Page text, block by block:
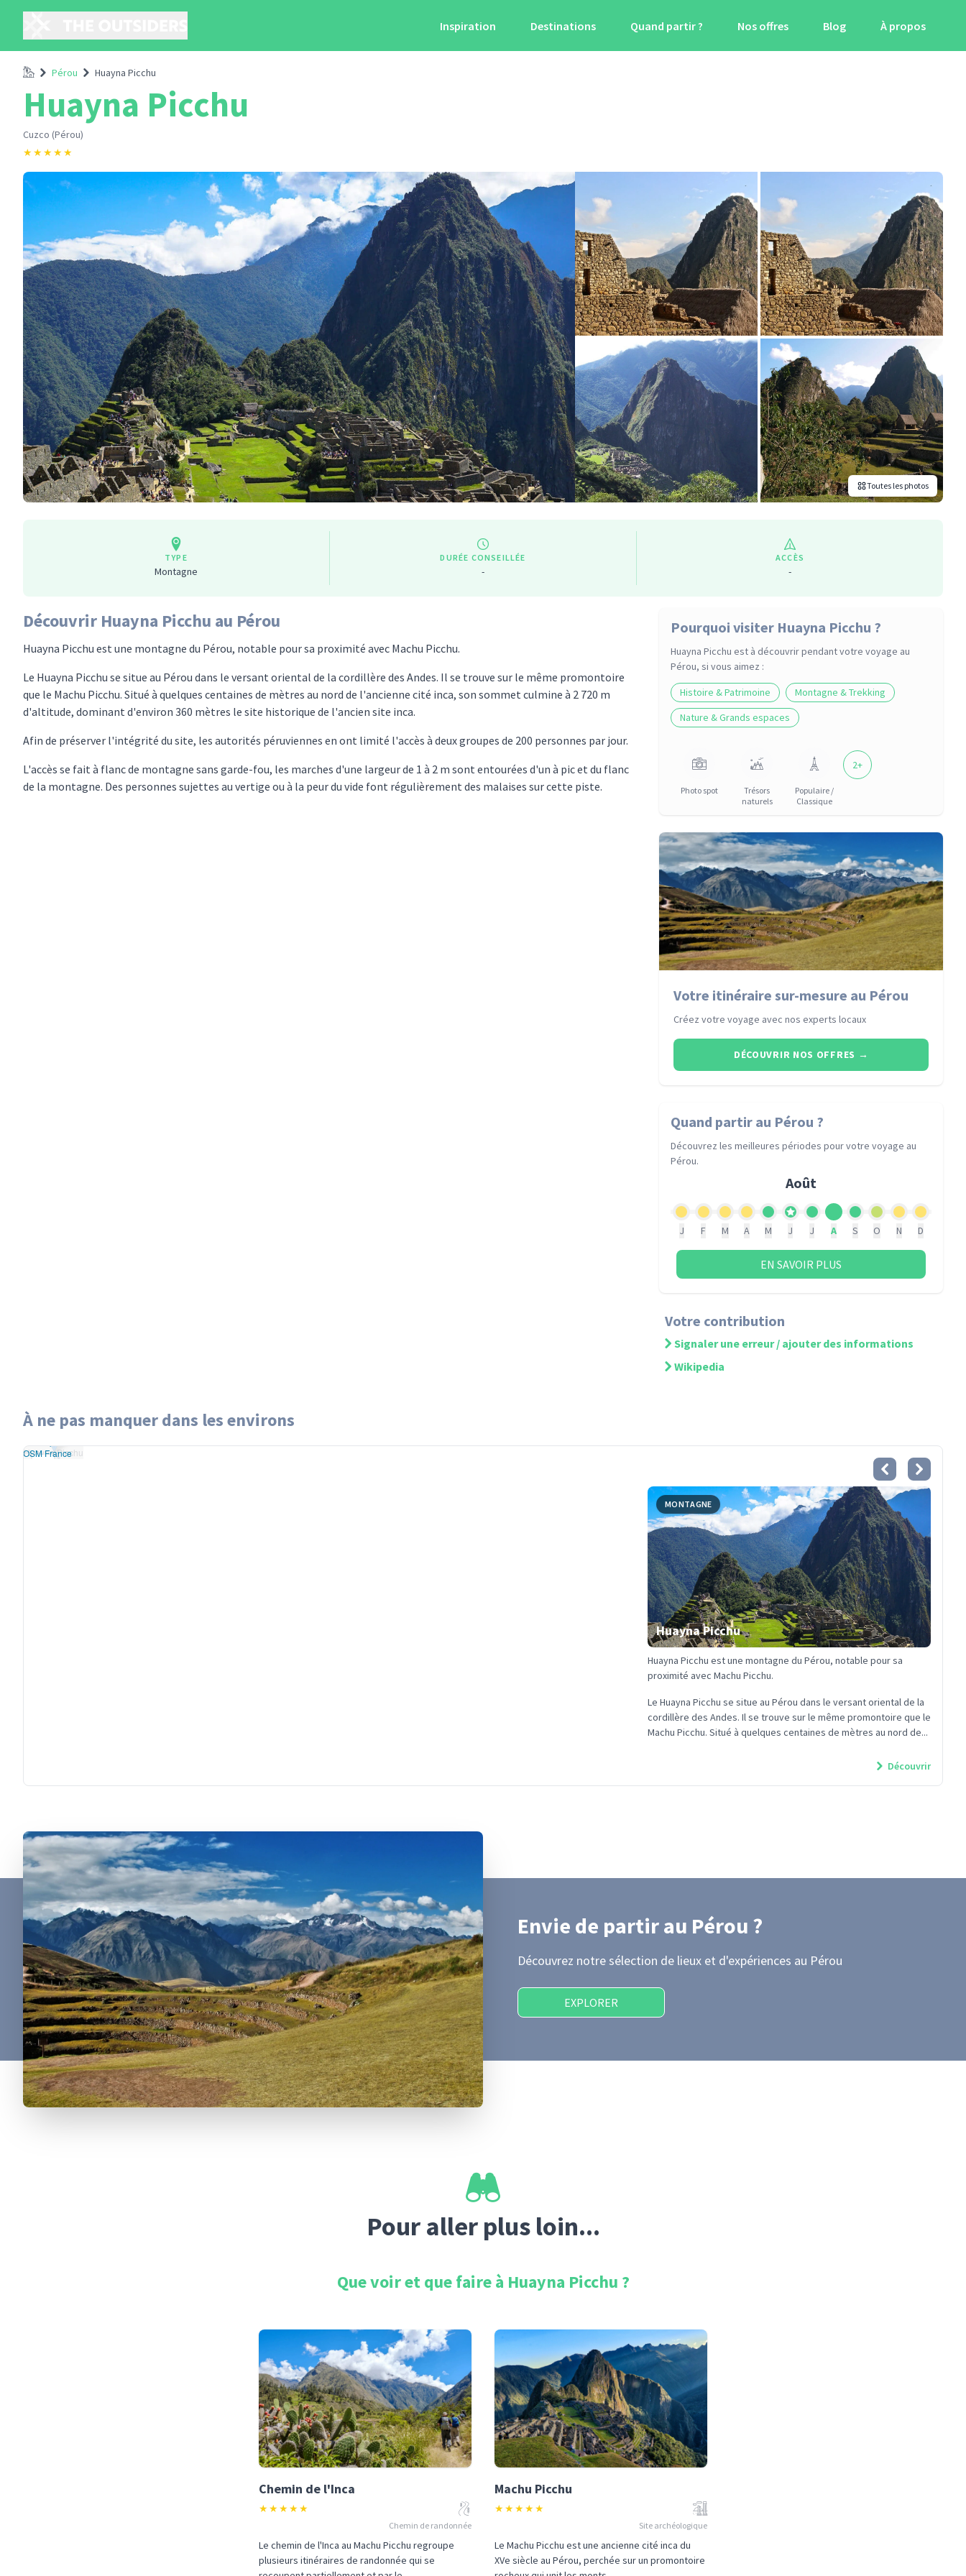
Inspiration Destinations Quand partir ? Nos offres Blog À propos
Accueil
Pérou Huayna Picchu
Huayna Picchu
Cuzco (Pérou)
★★★★★
Toutes les photos
TYPE
Montagne
DURÉE CONSEILLÉE
-
ACCÈS
-
Découvrir Huayna Picchu au Pérou
Huayna Picchu est une montagne du Pérou, notable pour sa proximité avec Machu Picchu.
Le Huayna Picchu se situe au Pérou dans le versant oriental de la cordillère des Andes. Il se trouve sur le même promontoire
que le Machu Picchu. Situé à quelques centaines de mètres au nord de l'ancienne cité inca, son sommet culmine à 2 720 m
d'altitude, dominant d'environ 360 mètres le site historique de l'ancien site inca.
Afin de préserver l'intégrité du site, les autorités péruviennes en ont limité l'accès à deux groupes de 200 personnes par jour.
L'accès se fait à flanc de montagne sans garde-fou, les marches d'une largeur de 1 à 2 m sont entourées d'un à pic et du flanc
de la montagne. Des personnes sujettes au vertige ou à la peur du vide font régulièrement des malaises sur cette piste.
Pourquoi visiter Huayna Picchu ?
Huayna Picchu est à découvrir pendant votre voyage au
Pérou, si vous aimez :
Histoire & Patrimoine
Montagne & Trekking
Nature & Grands espaces
Photo spot
Trésors
naturels
Populaire /
Classique
2+
Votre itinéraire sur-mesure au Pérou
Créez votre voyage avec nos experts locaux
DÉCOUVRIR NOS OFFRES →
Quand partir au Pérou ?
Découvrez les meilleures périodes pour votre voyage au
Pérou.
Août
J F M A M J J A S O N D
EN SAVOIR PLUS
Votre contribution
Signaler une erreur / ajouter des informations
Wikipedia
À ne pas manquer dans les environs
Huayna Picchu
Leaflet | données ©
OSM France
Huayna Picchu
MONTAGNE
Huayna Picchu
Huayna Picchu est une montagne du Pérou, notable pour sa
proximité avec Machu Picchu.
Le Huayna Picchu se situe au Pérou dans le versant oriental de la
cordillère des Andes. Il se trouve sur le même promontoire que le
Machu Picchu. Situé à quelques centaines de mètres au nord de...
Découvrir
Envie de partirau Pérou ?
Découvrez notre sélection de lieux et d'expériences au Pérou
EXPLORER
Pour aller plus loin...
Que voir et que faire à Huayna Picchu ?
Chemin de l'Inca
★★★★★
Chemin de randonnée
Le chemin de l'Inca au Machu Picchu regroupe
plusieurs itinéraires de randonnée qui se
Machu Picchu
★★★★★
Site archéologique
Le Machu Picchu est une ancienne cité inca du
XVe siècle au Pérou, perchée sur un promontoire